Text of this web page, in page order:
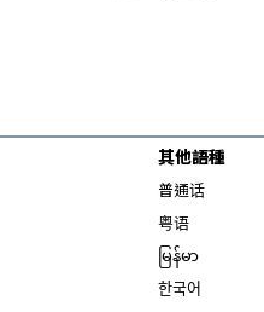
其他語種
普通话
粤语
မြန်မာ
한국어